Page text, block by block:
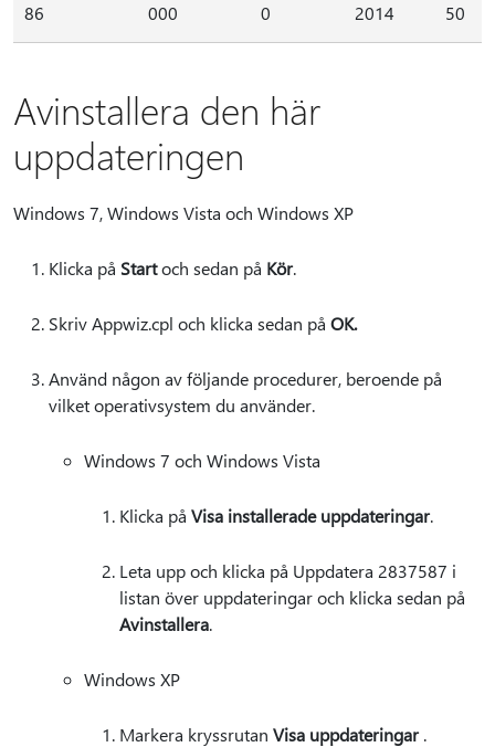
86
000
0
2014
50
Avinstallera den här
uppdateringen
Windows 7, Windows Vista och Windows XP
Klicka på Startoch sedan på Kör.
Skriv Appwiz.cpl och klicka sedan på OK.
Använd någon av följande procedurer, beroende på
vilket operativsystem du använder.
Windows 7 och Windows Vista
Klicka på Visa installerade uppdateringar.
Leta upp och klicka på Uppdatera 2837587 i
listan över uppdateringar och klicka sedan på
Avinstallera.
Windows XP
Markera kryssrutan Visa uppdateringar.